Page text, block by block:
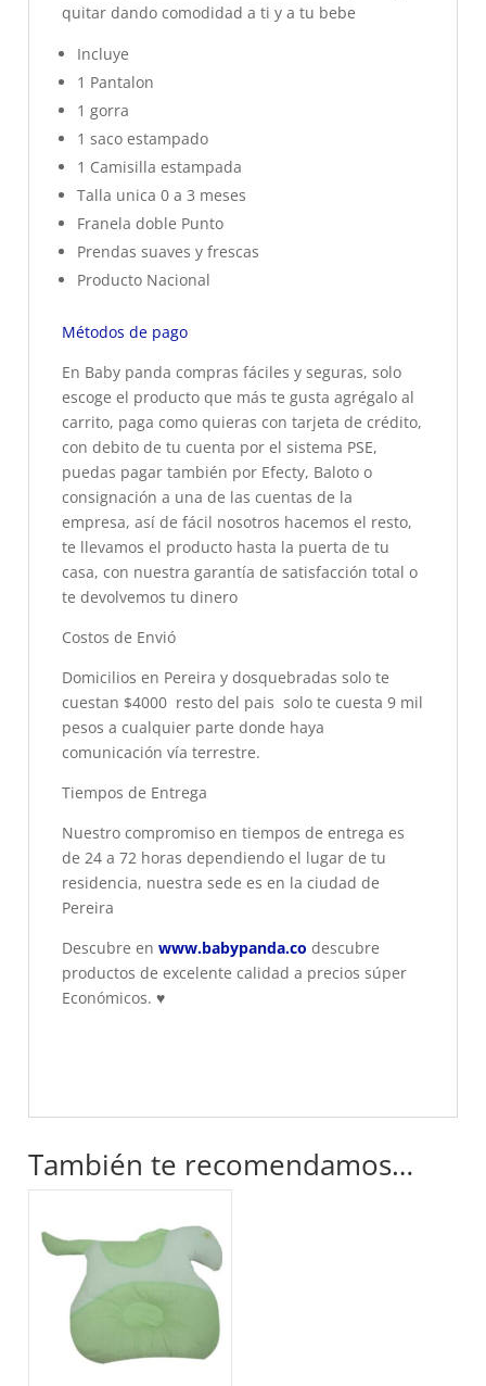
quitar dando comodidad a ti y a tu bebe
Incluye
1 Pantalon
1 gorra
1 saco estampado
1 Camisilla estampada
Talla unica 0 a 3 meses
Franela doble Punto
Prendas suaves y frescas
Producto Nacional
Métodos de pago
En Baby panda compras fáciles y seguras, solo
escoge el producto que más te gusta agrégalo al
carrito, paga como quieras con tarjeta de crédito,
con debito de tu cuenta por el sistema PSE,
puedas pagar también por Efecty, Baloto o
consignación a una de las cuentas de la
empresa, así de fácil nosotros hacemos el resto,
te llevamos el producto hasta la puerta de tu
casa, con nuestra garantía de satisfacción total o
te devolvemos tu dinero
Costos de Envió
Domicilios en Pereira y dosquebradas solo te
cuestan $4000 resto del pais solo te cuesta 9 mil
pesos a cualquier parte donde haya
comunicación vía terrestre.
Tiempos de Entrega
Nuestro compromiso en tiempos de entrega es
de 24 a 72 horas dependiendo el lugar de tu
residencia, nuestra sede es en la ciudad de
Pereira
Descubre en www.babypanda.co descubre
productos de excelente calidad a precios súper
Económicos. ♥
También te recomendamos…